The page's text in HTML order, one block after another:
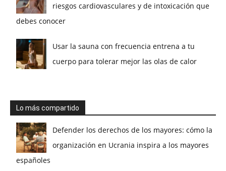
riesgos cardiovasculares y de intoxicación que
debes conocer
Usar la sauna con frecuencia entrena a tu
cuerpo para tolerar mejor las olas de calor
Lo más compartido
Defender los derechos de los mayores: cómo la
organización en Ucrania inspira a los mayores
españoles